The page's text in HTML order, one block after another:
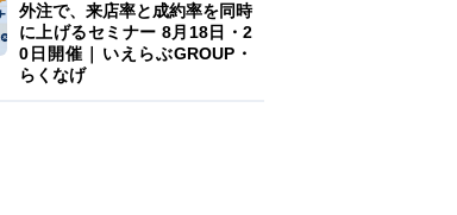
外注で、来店率と成約率を同時
に上げるセミナー 8月18日・2
0日開催｜いえらぶGROUP・
らくなげ